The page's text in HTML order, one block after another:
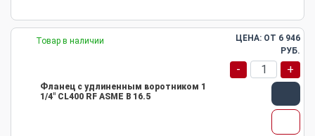
Товар в наличии
Фланец с удлиненным воротником 1
1/4" CL400 RF ASME B 16.5
ЦЕНА: ОТ 6 946
РУБ.
- +